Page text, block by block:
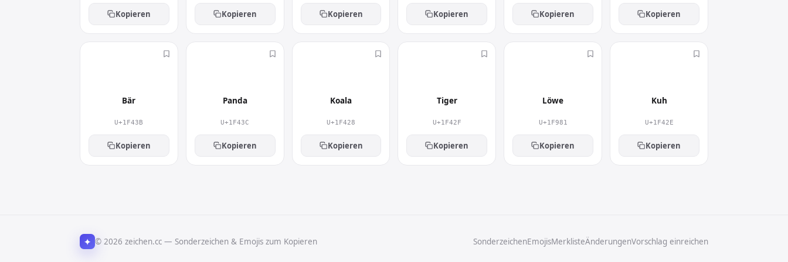
Kopieren Kopieren Kopieren Kopieren Kopieren Kopieren
Bär
U+1F43B
Kopieren
Panda
U+1F43C
Kopieren
Koala
U+1F428
Kopieren
Tiger
U+1F42F
Kopieren
Löwe
U+1F981
Kopieren
Kuh
U+1F42E
Kopieren
✦ © 2026 zeichen.cc — Sonderzeichen & Emojis zum Kopieren SonderzeichenEmojisMerklisteÄnderungenVorschlag einreichen